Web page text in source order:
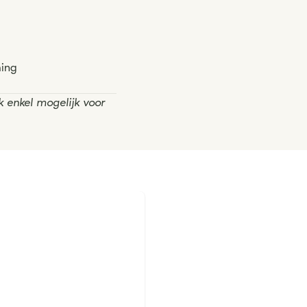
enkel mogelijk voor